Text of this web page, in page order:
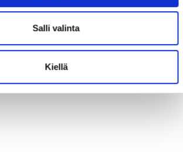
Salli valinta
Kiellä